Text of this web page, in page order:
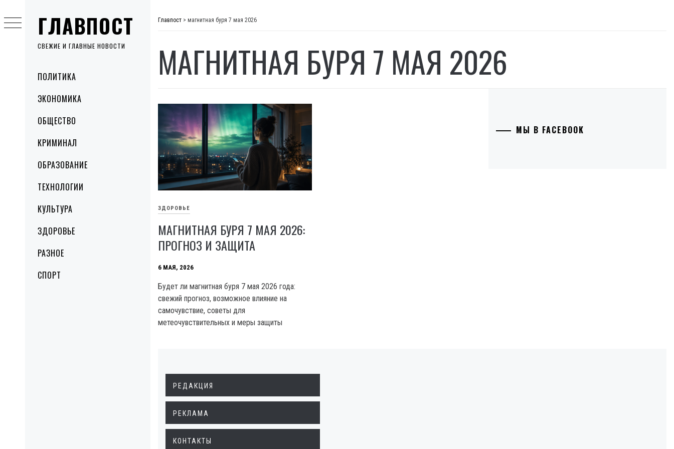
ГЛАВПОСТ
СВЕЖИЕ И ГЛАВНЫЕ НОВОСТИ
MenuПОЛИТИКА
ЭКОНОМИКА
ОБЩЕСТВО
КРИМИНАЛ
ОБРАЗОВАНИЕ
ТЕХНОЛОГИИ
КУЛЬТУРА
ЗДОРОВЬЕ
РАЗНОЕ
СПОРТ
to
content
Главпост > магнитная буря 7 мая 2026
МАГНИТНАЯ БУРЯ 7 МАЯ 2026
ЗДОРОВЬЕ
МАГНИТНАЯ БУРЯ 7 МАЯ 2026:
ПРОГНОЗ И ЗАЩИТА
6 МАЯ, 2026
Будет ли магнитная буря 7 мая 2026 года:
свежий прогноз, возможное влияние на
самочувствие, советы для
метеочувствительных и меры защиты
МЫ В FACEBOOK
РЕДАКЦИЯ
РЕКЛАМА
КОНТАКТЫ